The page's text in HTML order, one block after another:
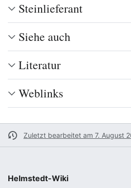
Steinlieferant
Siehe auch
Literatur
Weblinks
Zuletzt bearbeitet am 7. August
Helmstedt-Wiki